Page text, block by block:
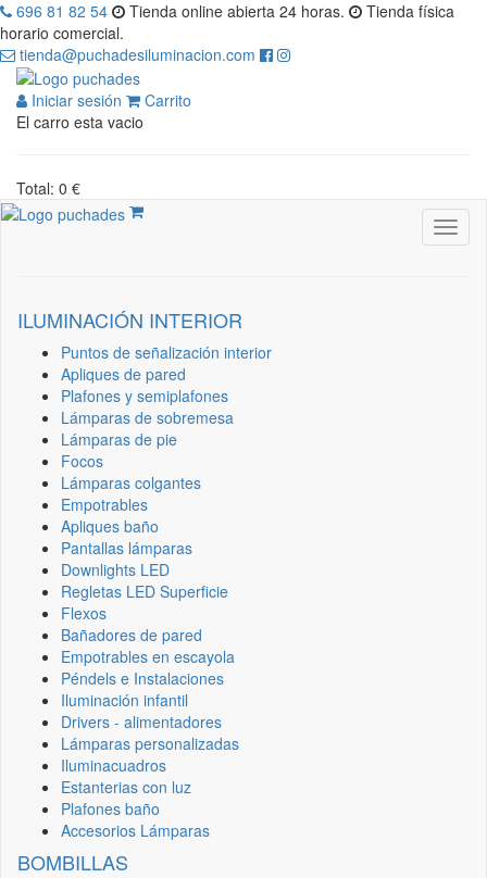
696 81 82 54 Tienda online abierta 24 horas.
Tienda física
horario comercial.
tienda@puchadesiluminacion.com
Iniciar sesión
Carrito
El carro esta vacio
Total: 0 €
ILUMINACIÓN INTERIOR
Puntos de señalización interior
Apliques de pared
Plafones y semiplafones
Lámparas de sobremesa
Lámparas de pie
Focos
Lámparas colgantes
Empotrables
Apliques baño
Pantallas lámparas
Downlights LED
Regletas LED Superficie
Flexos
Bañadores de pared
Empotrables en escayola
Péndels e Instalaciones
Iluminación infantil
Drivers - alimentadores
Lámparas personalizadas
Iluminacuadros
Estanterias con luz
Plafones baño
Accesorios Lámparas
BOMBILLAS